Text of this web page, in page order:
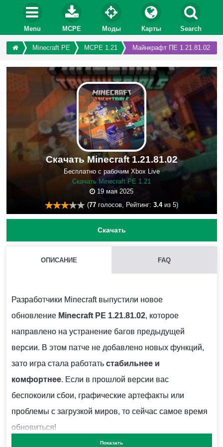
Menu MCPE Моды Карты Search
Minecraft PE MCPE 1.21 Майнкрафт ПЕ 1.21.81.02
Скачать Minecraft 1.21.81.02
Бесплатно с рабочим Xbox Live
Скачать Minecraft PE 1.21
19 мая 2025
(77 голосов, Рейтинг: 3.4из 5)
Скачать
ОПИСАНИЕ FAQ
Разработчики Minecraft выпустили новое
обновление Minecraft PE 1.21.81.02, которое
направлено на устранение багов предыдущей
версии. В этом патче не добавлено новых функций,
зато игра стала работать стабильнее и
комфортнее. Если в прошлой версии вас
беспокоили сбои, графические артефакты или
проблемы с загрузкой миров, то сейчас самое время
обновиться!
Показать
песком.
ЧЕМ ОТКАПЫВАТЬ ПОДОЗРИТЕЛЬНЫЙ ПЕСОК?
Для этого есть специальная кисточка.
ОПАСЕН ЛИ СНИФФЕР ДЛЯ ИГРОКА?